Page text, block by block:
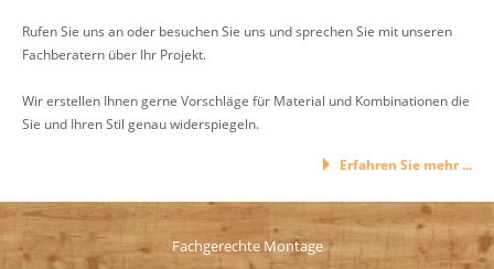
Rufen Sie uns an oder besuchen Sie uns und sprechen Sie mit unseren
Fachberatern über Ihr Projekt.
Wir erstellen Ihnen gerne Vorschläge für Material und Kombinationen die
Sie und Ihren Stil genau widerspiegeln.
Erfahren Sie mehr ...
Fachgerechte Montage